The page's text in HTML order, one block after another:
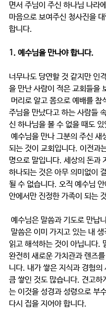
면서 주님이 주신 하나님 나라
마음으로 보여주신 청사진을
합니다.
1. 예수님을 만나야 합니다.
너무나도 당연할 것 같지만 인
을 만난 사람이 적은 교회들을
주님을 만났다고 하는 사람들
신 하나님을 볼 수 없을 때도 있
되는 것이 교회입니다. 이전과
명으로 말입니다. 세상의 돈과
하나되는 것은 아무 의미없이
될 수 없습니다. 오직 예수님
안에서만 진정한 가족이 되는
예수님은 말씀과 기도로 만납
읽고 해석하는 것이 아닙니다.
완전히 새로운 가치관과 렌즈
니다. 내가 쌓은 지식과 경험의
큼 쌓인 것도 많습니다. 견고하
는 이것을 성경과 성령으로 부
다시 집을 지어야 합니다.